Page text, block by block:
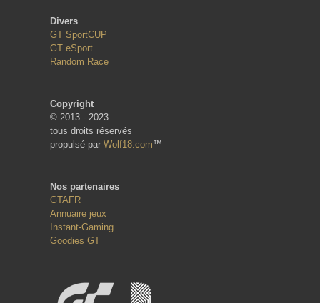
Divers
GT SportCUP
GT eSport
Random Race
Copyright
© 2013 - 2023
tous droits réservés
propulsé par Wolf18.com™
Nos partenaires
GTAFR
Annuaire jeux
Instant-Gaming
Goodies GT